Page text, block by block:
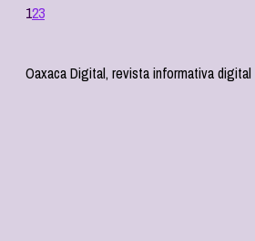
123
Oaxaca Digital, revista informativa digital